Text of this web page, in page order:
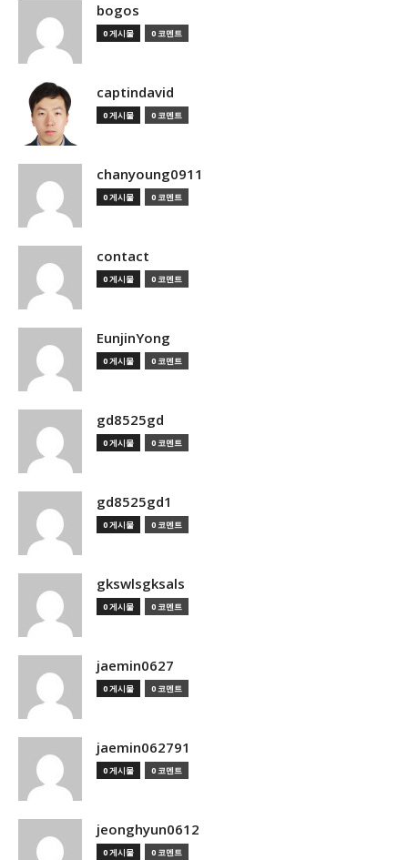
bogos
0 게시물 0 코멘트
captindavid
0 게시물 0 코멘트
chanyoung0911
0 게시물 0 코멘트
contact
0 게시물 0 코멘트
EunjinYong
0 게시물 0 코멘트
gd8525gd
0 게시물 0 코멘트
gd8525gd1
0 게시물 0 코멘트
gkswlsgksals
0 게시물 0 코멘트
jaemin0627
0 게시물 0 코멘트
jaemin062791
0 게시물 0 코멘트
jeonghyun0612
0 게시물 0 코멘트